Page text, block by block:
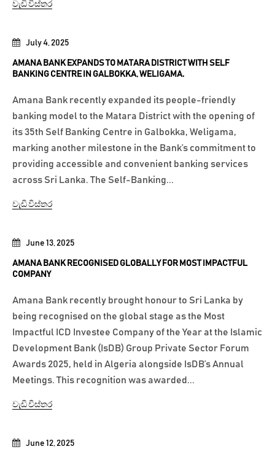
June 12, 2025
June 13, 2025
AMANA BANK RECOGNISED GLOBALLY FOR MOST IMPACTFUL
COMPANY
Amana Bank recently brought honour to Sri Lanka by
being recognised on the global stage as the Most
Impactful ICD Investee Company of the Year at the Islamic
Development Bank (IsDB) Group Private Sector Forum
Awards 2025, held in Algeria alongside IsDB’s Annual
Meetings. This recognition was awarded...
වැඩි විස්තර
July 4, 2025
AMANA BANK EXPANDS TO MATARA DISTRICT WITH SELF
BANKING CENTRE IN GALBOKKA, WELIGAMA.
Amana Bank recently expanded its people-friendly
banking model to the Matara District with the opening of
its 35th Self Banking Centre in Galbokka, Weligama,
marking another milestone in the Bank’s commitment to
providing accessible and convenient banking services
across Sri Lanka. The Self-Banking...
වැඩි විස්තර
වැඩි විස්තර